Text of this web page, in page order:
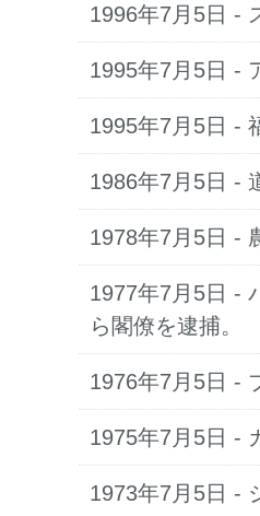
1996年7月5日 -
1995年7月5日 -
1995年7月5日 -
1986年7月5日 -
1978年7月5日 -
1977年7月5日 -
ら閣僚を逮捕。
1976年7月5日 -
1975年7月5日 -
1973年7月5日 -